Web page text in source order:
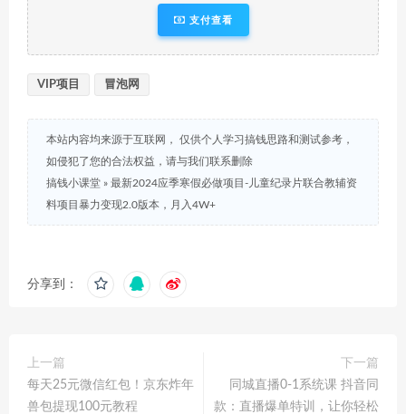
支付查看
VIP项目 冒泡网
本站内容均来源于互联网， 仅供个人学习搞钱思路和测试参考，
如侵犯了您的合法权益，请与我们联系删除
搞钱小课堂 » 最新2024应季寒假必做项目-儿童纪录片联合教辅资
料项目暴力变现2.0版本，月入4W+
分享到：
上一篇
每天25元微信红包！京东炸年
兽包提现100元教程
下一篇
同城直播0-1系统课 抖音同
款：直播爆单特训，让你轻松